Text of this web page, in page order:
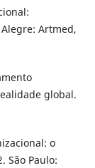
Artmed,
global.
o
São Paulo: